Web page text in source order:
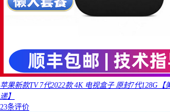
苹果新款TV 7代2022款 4K 电视盒子 原封7代128G
递】
23条评价